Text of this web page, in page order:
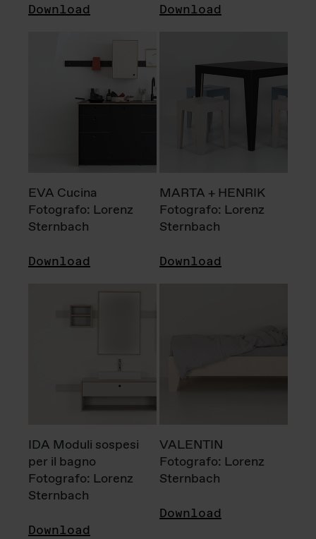
Download Download
EVA Cucina
Fotografo: Lorenz
Sternbach
Download
MARTA + HENRIK
Fotografo: Lorenz
Sternbach
Download
IDA Moduli sospesi
per il bagno
Fotografo: Lorenz
Sternbach
Download
VALENTIN
Fotografo: Lorenz
Sternbach
Download